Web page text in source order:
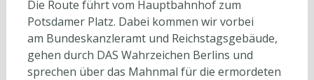
Die Route führt vom Hauptbahnhof zum
Potsdamer Platz. Dabei kommen wir vorbei
am Bundeskanzleramt und Reichstagsgebäude,
gehen durch DAS Wahrzeichen Berlins und
sprechen über das Mahnmal für die ermordeten